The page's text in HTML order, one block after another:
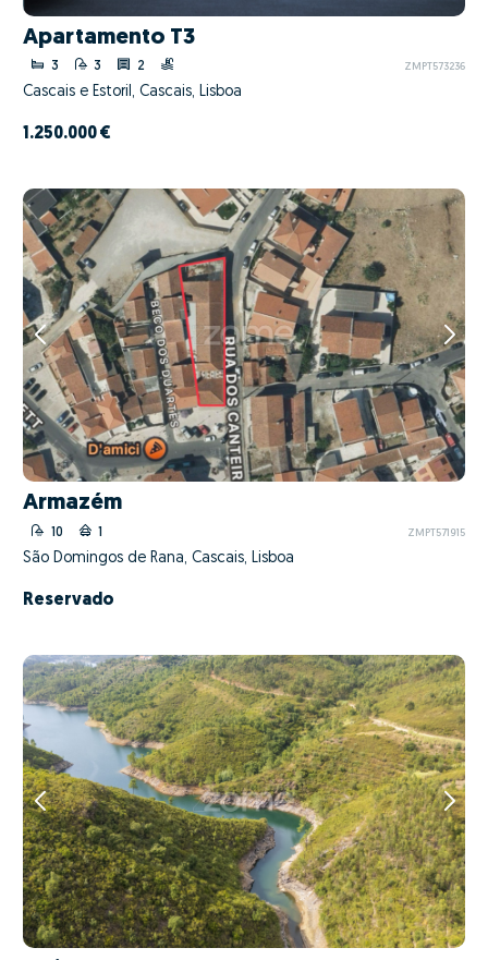
Apartamento T3
3 3 2 ZMPT573236
Cascais e Estoril, Cascais, Lisboa
1.250.000 €
Armazém
10 1 ZMPT571915
São Domingos de Rana, Cascais, Lisboa
Reservado